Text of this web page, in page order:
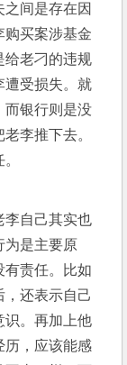
间是存在因
购买案涉基金
给老刁的违规
遭受损失。就
而银行则是没
李推下去。
李自己其实也
为是主要原
有责任。比如
还表示自己
识。再加上他
历，应该能感